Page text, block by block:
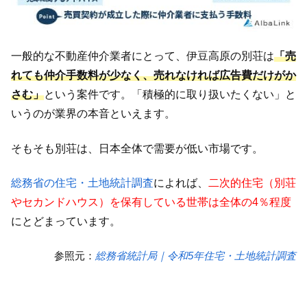
一般的な不動産仲介業者にとって、伊豆高原の別荘は「売
れても仲介手数料が少なく、売れなければ広告費だけがか
さむ」という案件です。「積極的に取り扱いたくない」と
いうのが業界の本音といえます。
そもそも別荘は、日本全体で需要が低い市場です。
総務省の住宅・土地統計調査によれば、
二次的住宅（別荘
やセカンドハウス）を保有している世帯は全体の4％程度
にとどまっています。
参照元： 総務省統計局｜令和5年住宅・土地統計調査